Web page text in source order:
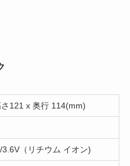
121 x 奥行 114(mm)
（リチウム イオン)